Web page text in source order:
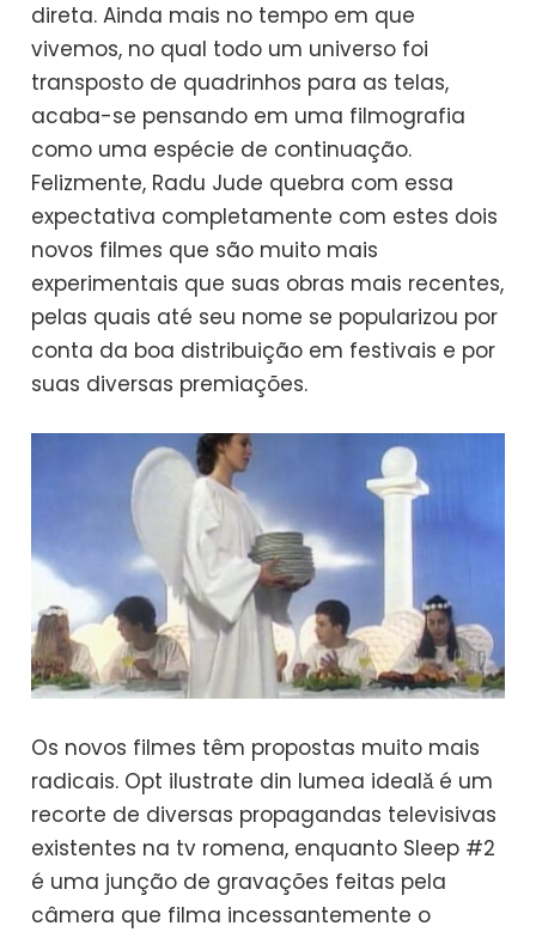
direta. Ainda mais no tempo em que
vivemos, no qual todo um universo foi
transposto de quadrinhos para as telas,
acaba-se pensando em uma filmografia
como uma espécie de continuação.
Felizmente, Radu Jude quebra com essa
expectativa completamente com estes dois
novos filmes que são muito mais
experimentais que suas obras mais recentes,
pelas quais até seu nome se popularizou por
conta da boa distribuição em festivais e por
suas diversas premiações.
Os novos filmes têm propostas muito mais
radicais. Opt ilustrate din lumea idealǎ é um
recorte de diversas propagandas televisivas
existentes na tv romena, enquanto Sleep #2
é uma junção de gravações feitas pela
câmera que filma incessantemente o